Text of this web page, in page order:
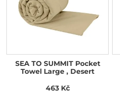
SEA TO SUMMIT Pocket
Towel Large , Desert
463 Kč